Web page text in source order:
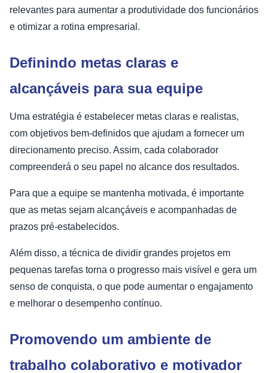
relevantes para aumentar a produtividade dos funcionários
e otimizar a rotina empresarial.
Definindo metas claras e
alcançáveis para sua equipe
Uma estratégia é estabelecer metas claras e realistas,
com objetivos bem-definidos que ajudam a fornecer um
direcionamento preciso. Assim, cada colaborador
compreenderá o seu papel no alcance dos resultados.
Para que a equipe se mantenha motivada, é importante
que as metas sejam alcançáveis e acompanhadas de
prazos pré-estabelecidos.
Além disso, a técnica de dividir grandes projetos em
pequenas tarefas torna o progresso mais visível e gera um
senso de conquista, o que pode aumentar o engajamento
e melhorar o desempenho contínuo.
Promovendo um ambiente de
trabalho colaborativo e motivador